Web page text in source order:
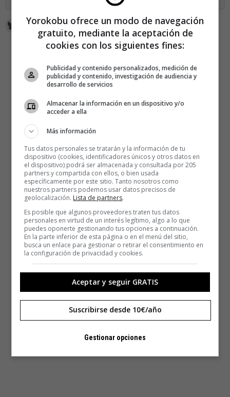
Yorokobu ofrece un modo de navegación
gratuito, mediante la aceptación de
cookies con los siguientes fines:
Publicidad y contenido personalizados, medición de
publicidad y contenido, investigación de audiencia y
desarrollo de servicios
Almacenar la información en un dispositivo y/o
acceder a ella
Más información
Tus datos personales se tratarán y la información de tu
dispositivo (cookies, identificadores únicos y otros datos en
el dispositivo) podrá ser almacenada y consultada por 205
partners y compartida con ellos, o bien usada
específicamente por este sitio. Tanto nosotros como
nuestros partners podemos usar datos precisos de
geolocalización. Lista de partners.
Es posible que algunos proveedores traten tus datos
personales en virtud de un interés legítimo, algo a lo que
puedes oponerte gestionando tus opciones a continuación.
En la parte inferior de esta página o en el menú del sitio,
busca un enlace para gestionar o retirar el consentimiento en
la configuración de privacidad y cookies.
Aceptar y seguir GRATIS
Suscribirse desde 10€/año
Gestionar opciones